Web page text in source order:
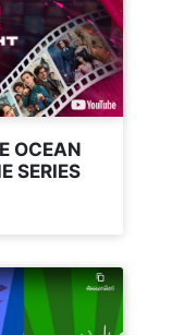
OCEAN
SERIES